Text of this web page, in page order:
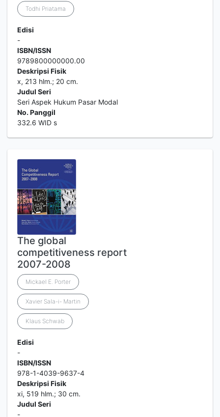
Todhi Priatama
Edisi
-
ISBN/ISSN
9789800000000.00
Deskripsi Fisik
x, 213 hlm.; 20 cm.
Judul Seri
Seri Aspek Hukum Pasar Modal
No. Panggil
332.6 WID s
The global
competitiveness report
2007-2008
Mickael E. Porter
Xavier Sala-i- Martin
Klaus Schwab
Edisi
-
ISBN/ISSN
978-1-4039-9637-4
Deskripsi Fisik
xi, 519 hlm.; 30 cm.
Judul Seri
-